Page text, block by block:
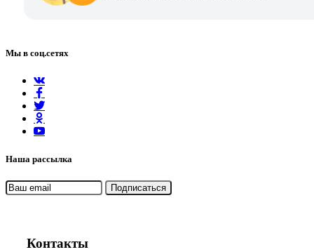
Мы в соц.сетях
Наша рассылка
Контакты